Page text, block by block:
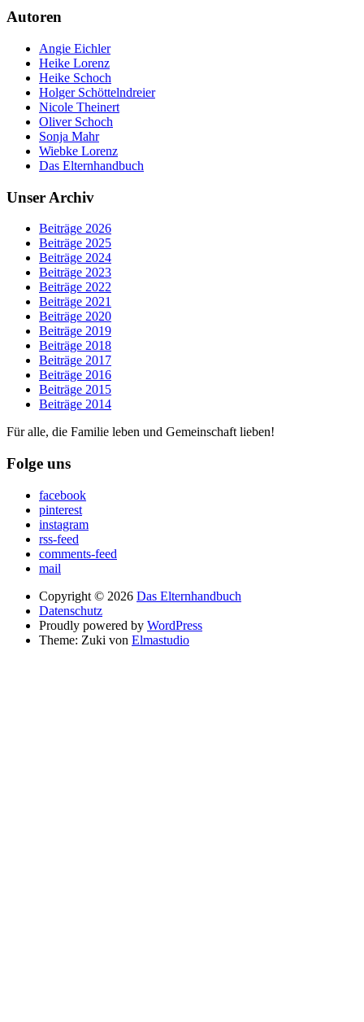
Autoren
Angie Eichler
Heike Lorenz
Heike Schoch
Holger Schöttelndreier
Nicole Theinert
Oliver Schoch
Sonja Mahr
Wiebke Lorenz
Das Elternhandbuch
Unser Archiv
Beiträge 2026
Beiträge 2025
Beiträge 2024
Beiträge 2023
Beiträge 2022
Beiträge 2021
Beiträge 2020
Beiträge 2019
Beiträge 2018
Beiträge 2017
Beiträge 2016
Beiträge 2015
Beiträge 2014
Für alle, die Familie leben und Gemeinschaft lieben!
Folge uns
facebook
pinterest
instagram
rss-feed
comments-feed
mail
Copyright © 2026 Das Elternhandbuch
Datenschutz
Proudly powered by WordPress
Theme: Zuki von Elmastudio